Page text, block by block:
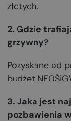
złotych.
2. Gdzie
grzywny?
Pozyskane od
budżet
3. Jaka jest
pozbawienia